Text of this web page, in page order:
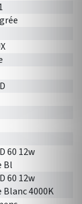
60 12w
Bl
60 12w
4000K